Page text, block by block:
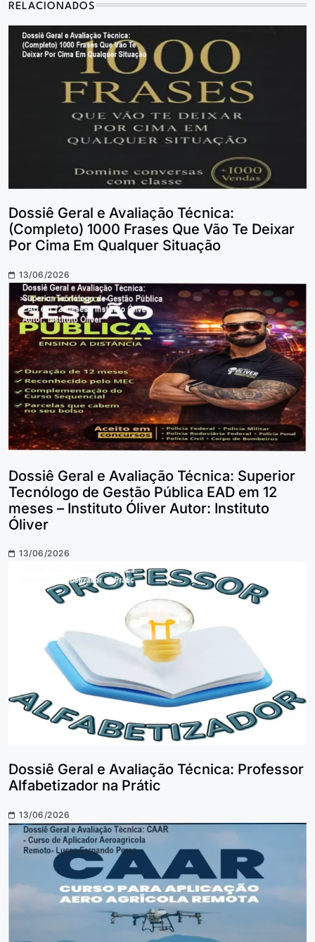
RELACIONADOS
Dossiê Geral e Avaliação Técnica:
(Completo) 1000 Frases Que Vão Te Deixar
Por Cima Em Qualquer Situação
13/06/2026
Dossiê Geral e Avaliação Técnica: Superior
Tecnólogo de Gestão Pública EAD em 12
meses – Instituto Óliver Autor: Instituto
Óliver
13/06/2026
Dossiê Geral e Avaliação Técnica: Professor
Alfabetizador na Prátic
13/06/2026